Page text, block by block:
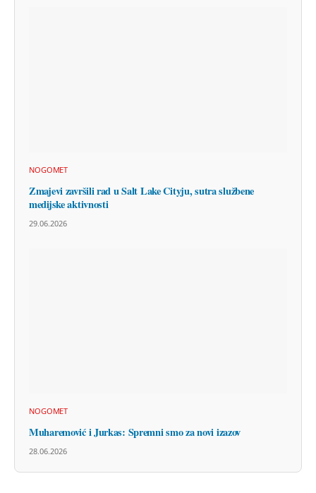
NOGOMET
Zmajevi završili rad u Salt Lake Cityju, sutra službene
medijske aktivnosti
29.06.2026
NOGOMET
Muharemović i Jurkas: Spremni smo za novi izazov
28.06.2026